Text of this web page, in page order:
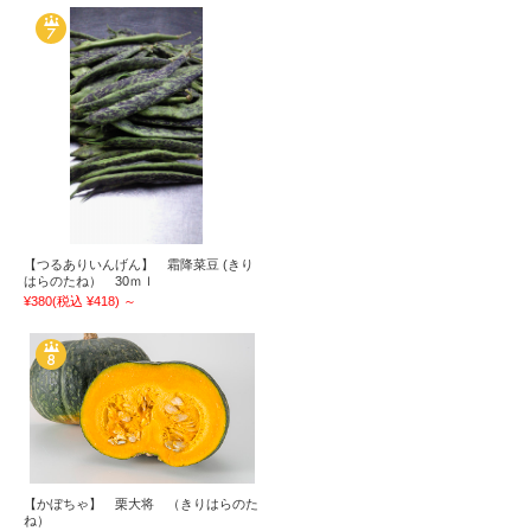
【つるありいんげん】 霜降菜豆 (きり
はらのたね） 30ｍｌ
¥380(税込 ¥418) ～
【かぼちゃ】 栗大将 （きりはらのた
ね）